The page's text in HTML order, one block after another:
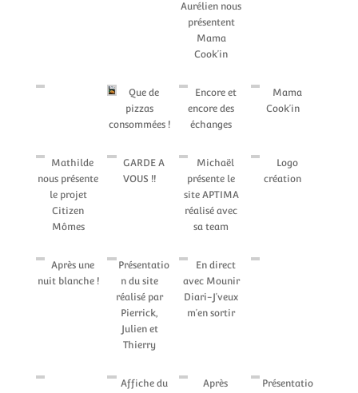
Aurélien nous
présentent
Mama
Cook’in
Que de
pizzas
consommées !
Encore et
encore des
échanges
Mama
Cook’in
Mathilde
nous présente
le projet
Citizen
Mômes
GARDE A
VOUS !!
Michaël
présente le
site APTIMA
réalisé avec
sa team
Logo
création
Après une
nuit blanche !
Présentatio
n du site
réalisé par
Pierrick,
Julien et
Thierry
En direct
avec Mounir
Diari-J’veux
m’en sortir
Affiche du
Après
Présentatio